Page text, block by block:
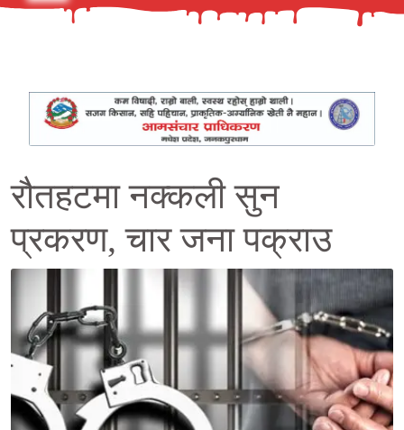
रौतहटमा नक्कली सुन
प्रकरण, चार जना पक्राउ